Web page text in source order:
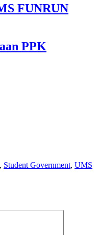
FUNRUN
PPK
, Student Government, UMS